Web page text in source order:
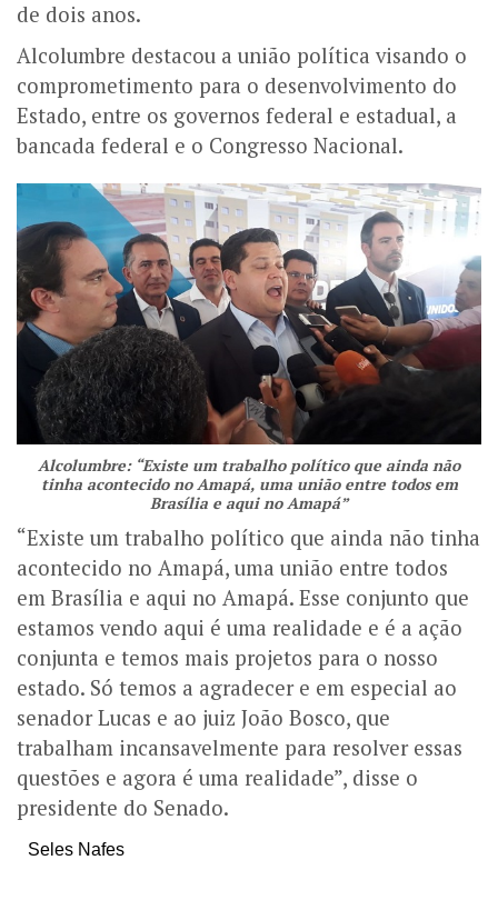
de dois anos.
Alcolumbre destacou a união política visando o
comprometimento para o desenvolvimento do
Estado, entre os governos federal e estadual, a
bancada federal e o Congresso Nacional.
Alcolumbre: “Existe um trabalho político que ainda não
tinha acontecido no Amapá, uma união entre todos em
Brasília e aqui no Amapá”
“Existe um trabalho político que ainda não tinha
acontecido no Amapá, uma união entre todos
em Brasília e aqui no Amapá. Esse conjunto que
estamos vendo aqui é uma realidade e é a ação
conjunta e temos mais projetos para o nosso
estado. Só temos a agradecer e em especial ao
senador Lucas e ao juiz João Bosco, que
trabalham incansavelmente para resolver essas
questões e agora é uma realidade”, disse o
presidente do Senado.
Seles Nafes